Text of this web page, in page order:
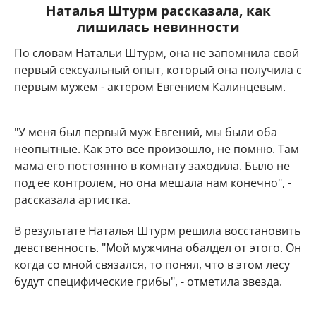
Наталья Штурм рассказала, как
лишилась невинности
По словам Натальи Штурм, она не запомнила свой
первый сексуальный опыт, который она получила с
первым мужем - актером Евгением Калинцевым.
"У меня был первый муж Евгений, мы были оба
неопытные. Как это все произошло, не помню. Там
мама его постоянно в комнату заходила. Было не
под ее контролем, но она мешала нам конечно", -
рассказала артистка.
В результате Наталья Штурм решила восстановить
девственность. "Мой мужчина обалдел от этого. Он
когда со мной связался, то понял, что в этом лесу
будут специфические грибы", - отметила звезда.